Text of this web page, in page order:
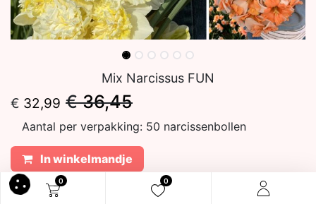
0 0
Mix Narcissus FUN
€ 32,99 €36,45
Aantal per verpakking: 50 narcissenbollen
In winkelmandje